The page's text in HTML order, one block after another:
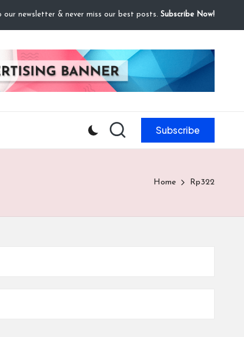
our newsletter & never miss our best posts. Subscribe Now!
Subscribe
Home Rp322